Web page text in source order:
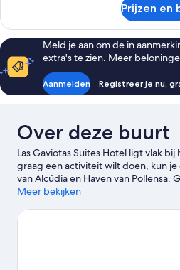
Prijzen en
Meld je aan om de in
extra's te zien. Meer
Aanmelden Registreer je nu,
Over deze buurt
Las Gaviotas Suites Hotel ligt vlak
graag een activiteit wilt doen, kun
van Alcúdia en Haven van Pollensa.
buitenleven? Breng dan een
evenement of wedstrijd genieten?
Meer bekijken